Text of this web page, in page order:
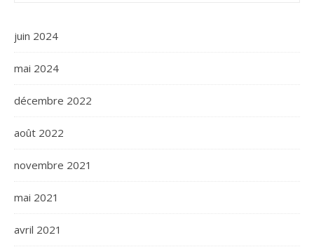
juin 2024
mai 2024
décembre 2022
août 2022
novembre 2021
mai 2021
avril 2021